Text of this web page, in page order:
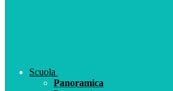
Scuola
Panoramica